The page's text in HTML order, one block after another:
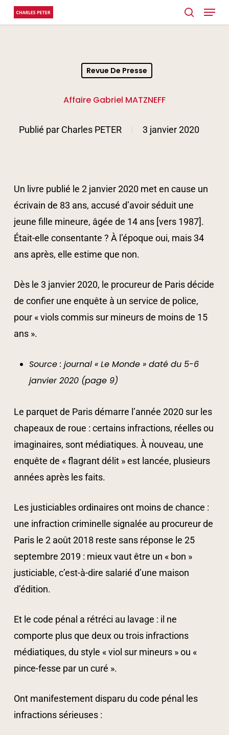
Skip
to
search
Menu
Revue De Presse
Affaire Gabriel MATZNEFF
Publié par Charles PETER 3 janvier 2020
Un livre publié le 2 janvier 2020 met en cause un
écrivain de 83 ans, accusé d’avoir séduit une
jeune fille mineure, âgée de 14 ans [vers 1987].
Était-elle consentante ? À l’époque oui, mais 34
ans après, elle estime que non.
Dès le 3 janvier 2020, le procureur de Paris décide
de confier une enquête à un service de police,
pour « viols commis sur mineurs de moins de 15
ans ».
Source : journal « Le Monde » daté du 5-6
janvier 2020 (page 9)
Le parquet de Paris démarre l’année 2020 sur les
chapeaux de roue : certains infractions, réelles ou
imaginaires, sont médiatiques. À nouveau, une
enquête de « flagrant délit » est lancée, plusieurs
années après les faits.
Les justiciables ordinaires ont moins de chance :
une infraction criminelle signalée au procureur de
Paris le 2 août 2018 reste sans réponse le 25
septembre 2019 : mieux vaut être un « bon »
justiciable, c’est-à-dire salarié d’une maison
d’édition.
Et le code pénal a rétréci au lavage : il ne
comporte plus que deux ou trois infractions
médiatiques, du style « viol sur mineurs » ou «
pince-fesse par un curé ».
Ont manifestement disparu du code pénal les
infractions sérieuses :